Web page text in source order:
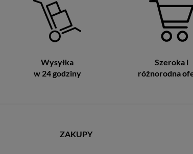
Wysyłka
w 24 godziny
Szeroka i
różnorodna
ZAKUPY